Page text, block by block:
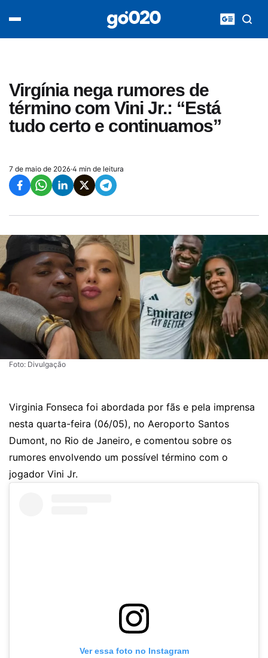
Virgínia nega rumores de
término com Vini Jr.: “Está
tudo certo e continuamos”
7 de maio de 2026·4 min de leitura
Foto: Divulgação
Virginia Fonseca foi abordada por fãs e pela imprensa
nesta quarta-feira (06/05), no Aeroporto Santos
Dumont, no Rio de Janeiro, e comentou sobre os
rumores envolvendo um possível término com o
jogador Vini Jr.
Ver essa foto no Instagram
acontece agora
entretenimento
vídeos
pod020